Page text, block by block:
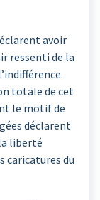
avoir
ressenti de la
totale de cet
le motif de
déclarent
liberté
caricatures du